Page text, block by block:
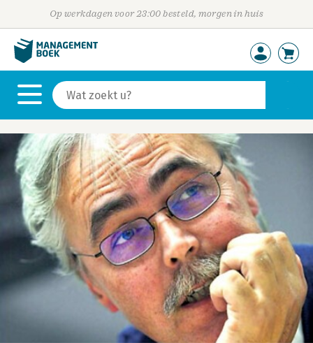
Op werkdagen voor 23:00 besteld, morgen in huis